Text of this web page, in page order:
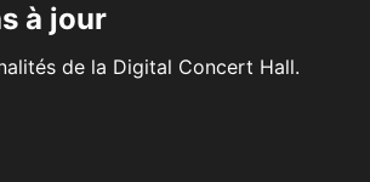
à jour
de la Digital Concert Hall.